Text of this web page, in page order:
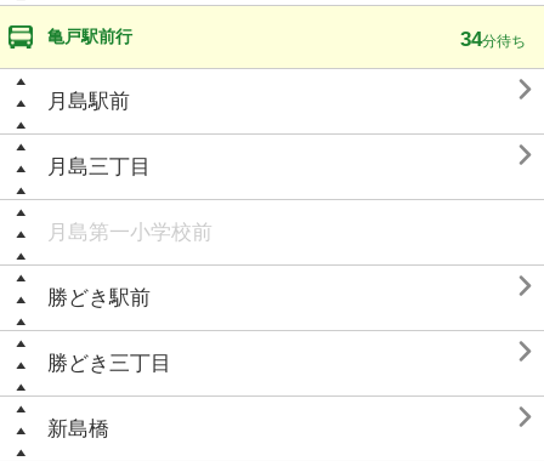
亀戸駅前行 34分待ち
月島駅前 
月島三丁目 
月島第一小学校前
勝どき駅前 
勝どき三丁目 
新島橋 